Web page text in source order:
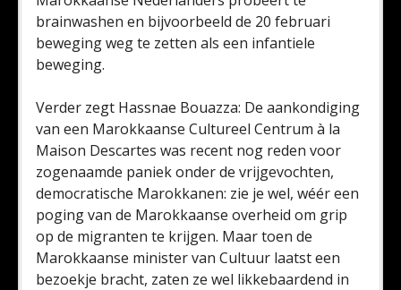
brainwashen en bijvoorbeeld de 20 februari
beweging weg te zetten als een infantiele
beweging.
Verder zegt Hassnae Bouazza: De aankondiging
van een Marokkaanse Cultureel Centrum à la
Maison Descartes was recent nog reden voor
zogenaamde paniek onder de vrijgevochten,
democratische Marokkanen: zie je wel, wéér een
poging van de Marokkaanse overheid om grip
op de migranten te krijgen. Maar toen de
Marokkaanse minister van Cultuur laatst een
bezoekje bracht, zaten ze wel likkebaardend in